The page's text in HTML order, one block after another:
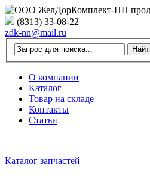
(8313) 33-08-22
zdk-nn@mail.ru
О компании
Каталог
Товар на складе
Контакты
Статьи
Каталог запчастей